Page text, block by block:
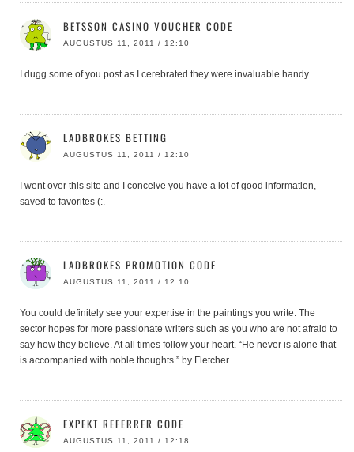
BETSSON CASINO VOUCHER CODE
AUGUSTUS 11, 2011 / 12:10
I dugg some of you post as I cerebrated they were invaluable handy
LADBROKES BETTING
AUGUSTUS 11, 2011 / 12:10
I went over this site and I conceive you have a lot of good information,
saved to favorites (:.
LADBROKES PROMOTION CODE
AUGUSTUS 11, 2011 / 12:10
You could definitely see your expertise in the paintings you write. The
sector hopes for more passionate writers such as you who are not afraid to
say how they believe. At all times follow your heart. “He never is alone that
is accompanied with noble thoughts.” by Fletcher.
EXPEKT REFERRER CODE
AUGUSTUS 11, 2011 / 12:18